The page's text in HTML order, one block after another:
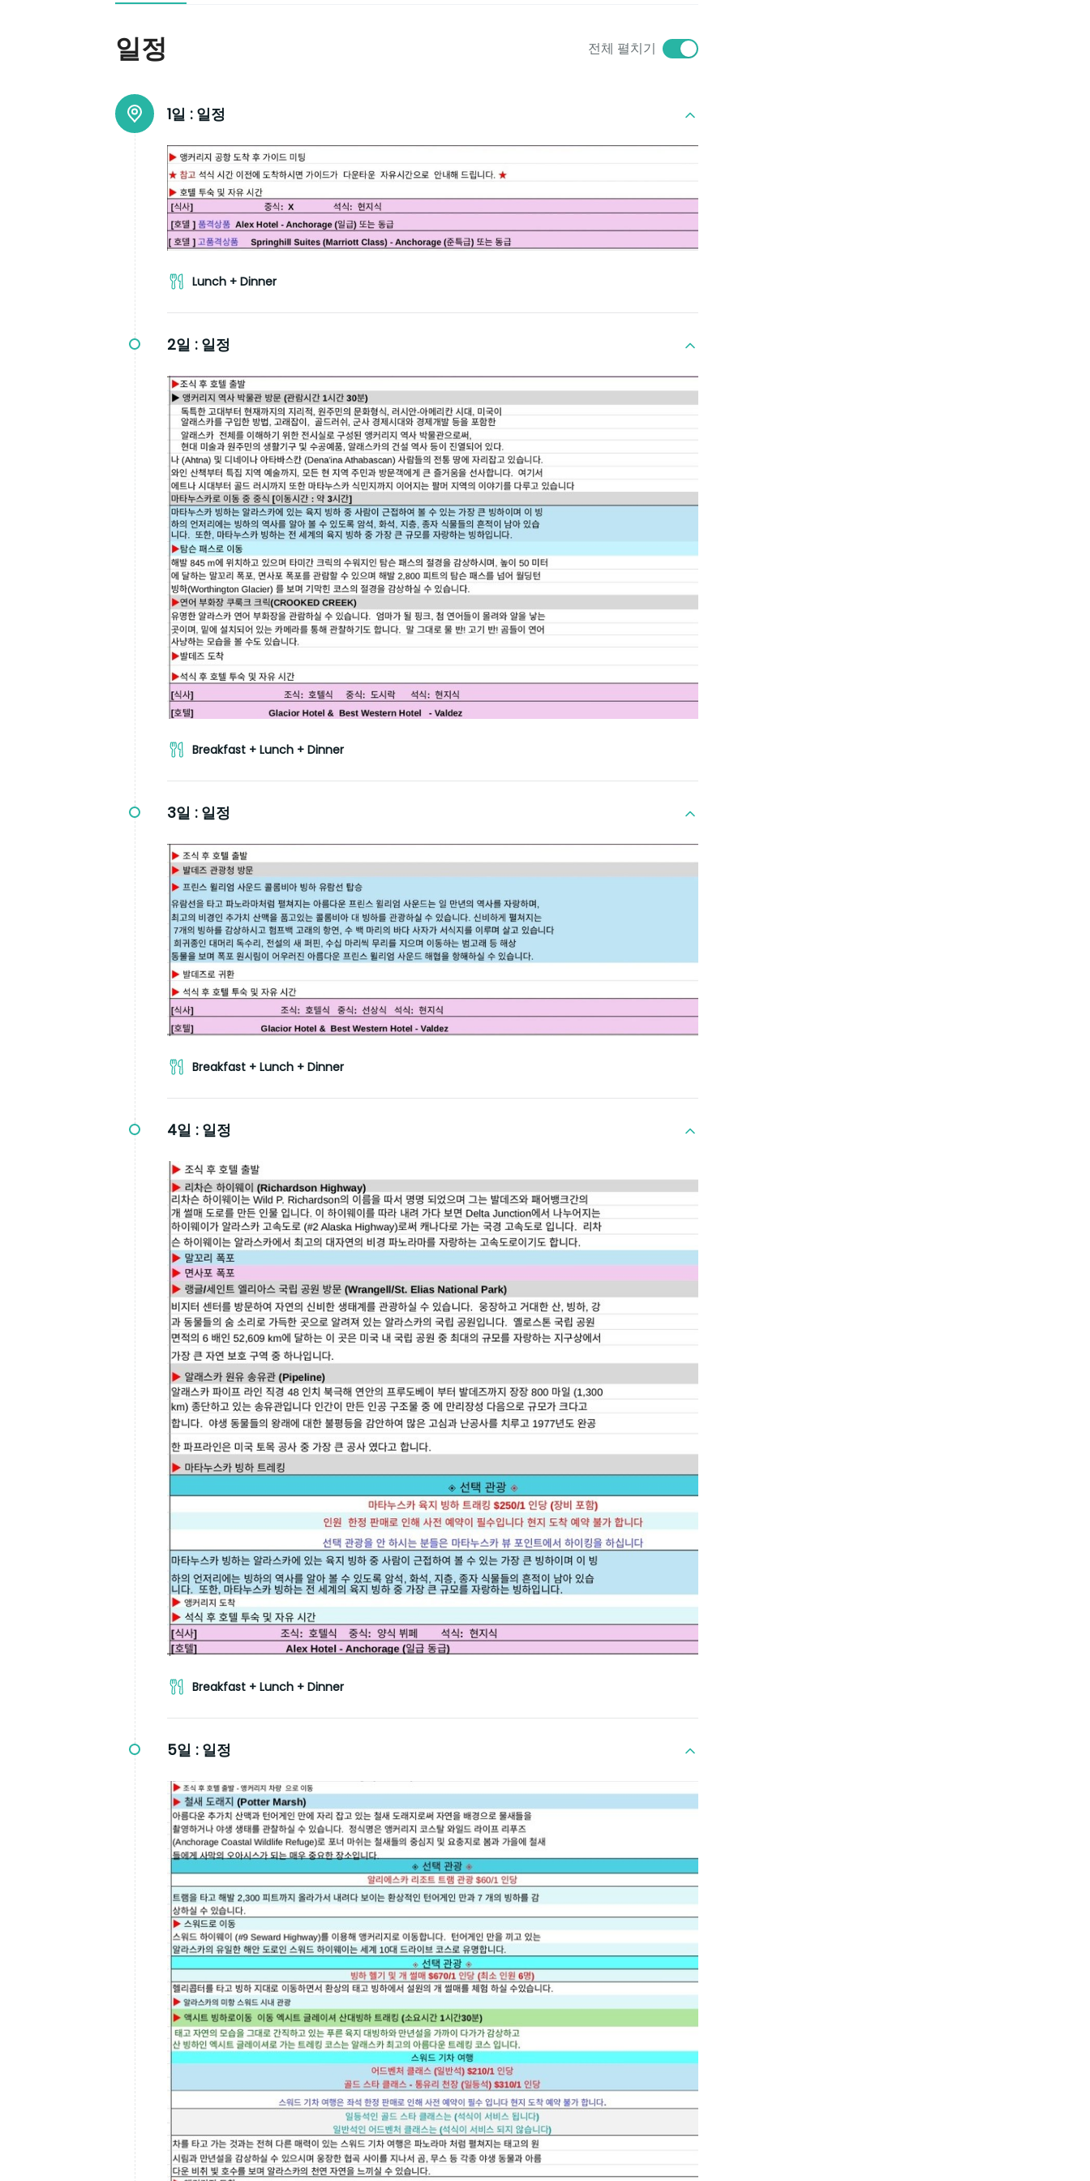
일정 전체 펼치기
1일 : 일정
Lunch + Dinner
2일 : 일정
Breakfast + Lunch + Dinner
3일 : 일정
Breakfast + Lunch + Dinner
4일 : 일정
Breakfast + Lunch + Dinner
5일 : 일정